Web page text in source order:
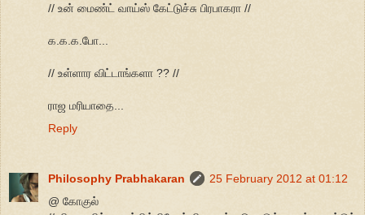
// உன் மைண்ட் வாய்ஸ் கேட்டுச்சு பிரபாகரா //
க.க.க.போ...
// உள்ளார விட்டாங்களா ?? //
ராஜ மரியாதை...
Reply
Philosophy Prabhakaran
25 February 2012 at 01:12
@ கோகுல்